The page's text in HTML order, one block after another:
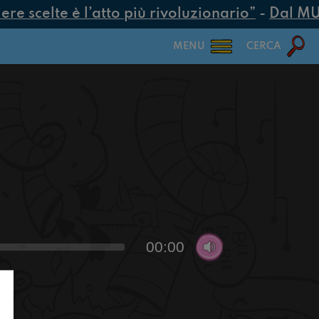
scelte è l’atto più rivoluzionario”-Dal
MENU CERCA
00:00